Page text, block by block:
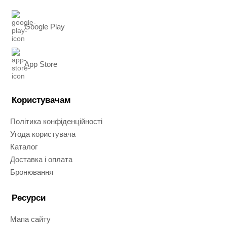
Google Play
App Store
Користувачам
Політика конфіденційності
Угода користувача
Каталог
Доставка і оплата
Бронювання
Ресурси
Мапа сайту